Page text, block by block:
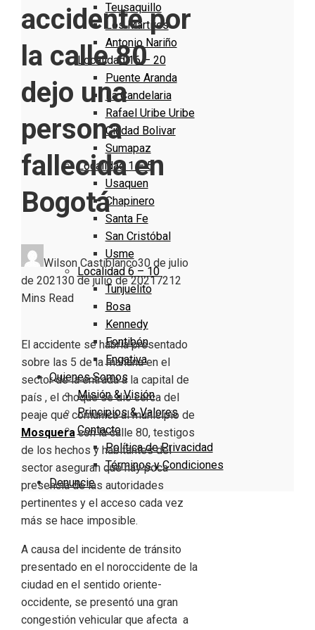
Teusaquillo
Los Mártires
Antonio Nariño
Localidad 16 – 20
Puente Aranda
La Candelaria
Rafael Uribe Uribe
Ciudad Bolivar
Sumapaz
Localidad 1 – 5
Usaquen
Chapinero
Santa Fe
San Cristóbal
Usme
Localidad 6 – 10
Tunjuelito
Bosa
Kennedy
Fontibón
Engativa
Quienes Somos
Misión & Visión
Principios & Valores
Contacto
Política de Privacidad
Términos y Condiciones
Denuncie
accidente por
la calle 80
dejo una
persona
fallecida en
Bogotá
Wilson Castiblanco30 de julio
de 202130 de julio de 20217212
Mins Read
El accidente se habría presentado
sobre las 5 de la mañana en el
sector de la entrada a la capital de
país , el choque se dio cerca del
peaje que comunica al municipio de
Mosquera con la calle 80, testigos
de los hechos y habitantes del
sector aseguran que hay poca
presencia de las autoridades
pertinentes y el acceso cada vez
más se hace imposible.
A causa del incidente de tránsito
presentado en el noroccidente de la
ciudad en el sentido oriente-
occidente, se presentó una gran
congestión vehicular que afecta a